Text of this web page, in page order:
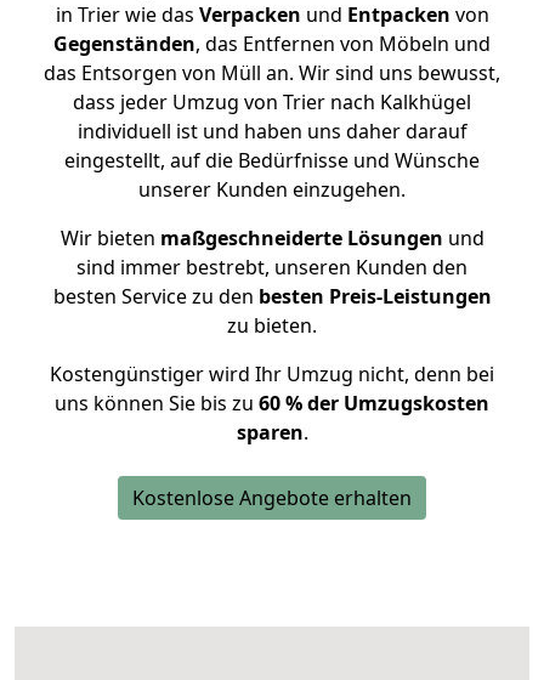
in Trier wie das Verpacken und Entpacken von
Gegenständen, das Entfernen von Möbeln und
das Entsorgen von Müll an. Wir sind uns bewusst,
dass jeder Umzug von Trier nach Kalkhügel
individuell ist und haben uns daher darauf
eingestellt, auf die Bedürfnisse und Wünsche
unserer Kunden einzugehen.
Wir bieten maßgeschneiderte Lösungen und
sind immer bestrebt, unseren Kunden den
besten Service zu den besten Preis-Leistungen
zu bieten.
Kostengünstiger wird Ihr Umzug nicht, denn bei
uns können Sie bis zu 60 % der Umzugskosten
sparen.
Kostenlose Angebote erhalten